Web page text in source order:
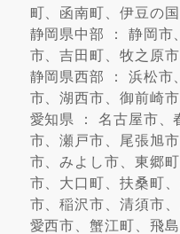
町、函南町、伊豆の
静岡県中部 ： 静岡市
市、吉田町、牧之原
静岡県西部 ： 浜松市
市、湖西市、御前崎
愛知県 ： 名古屋市、
市、瀬戸市、尾張旭
市、みよし市、東郷
市、大口町、扶桑町
市、稲沢市、清須市
愛西市、蟹江町、飛